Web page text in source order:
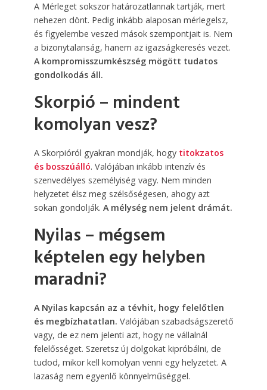
A Mérleget sokszor határozatlannak tartják, mert
nehezen dönt. Pedig inkább alaposan mérlegelsz,
és figyelembe veszed mások szempontjait is. Nem
a bizonytalanság, hanem az igazságkeresés vezet.
A kompromisszumkészség mögött tudatos
gondolkodás áll.
Skorpió – mindent
komolyan vesz?
A Skorpióról gyakran mondják, hogy titokzatos
és bosszúálló. Valójában inkább intenzív és
szenvedélyes személyiség vagy. Nem minden
helyzetet élsz meg szélsőségesen, ahogy azt
sokan gondolják. A mélység nem jelent drámát.
Nyilas– mégsem
képtelen egy helyben
maradni?
A Nyilas kapcsán az a tévhit, hogy felelőtlen
és megbízhatatlan. Valójában szabadságszerető
vagy, de ez nem jelenti azt, hogy ne vállalnál
felelősséget. Szeretsz új dolgokat kipróbálni, de
tudod, mikor kell komolyan venni egy helyzetet. A
lazaság nem egyenlő könnyelműséggel.